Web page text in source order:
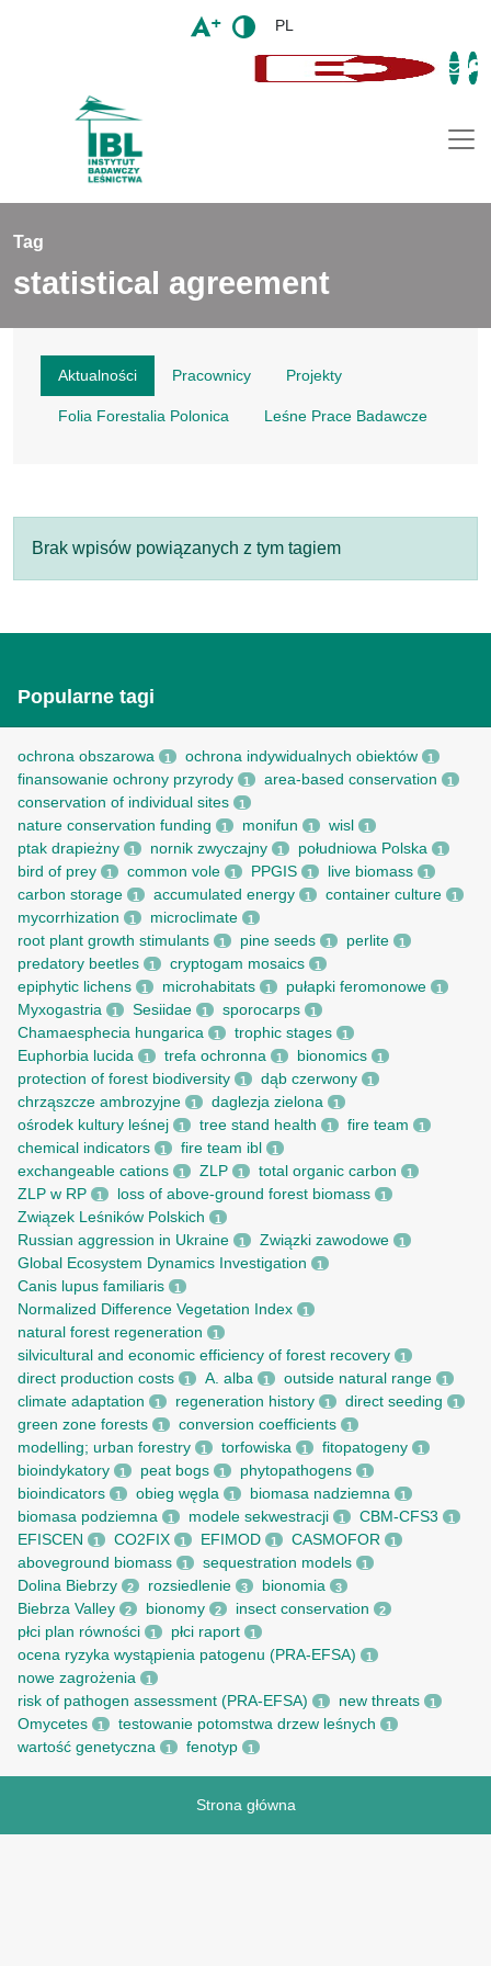
PL
Tag
statistical agreement
Aktualności Pracownicy Projekty
Folia Forestalia Polonica Leśne Prace Badawcze
Brak wpisów powiązanych z tym tagiem
Popularne tagi
ochrona obszarowa 1 ochrona indywidualnych obiektów 1
finansowanie ochrony przyrody 1 area-based conservation 1
conservation of individual sites 1
nature conservation funding 1 monifun 1 wisl 1
ptak drapieżny 1 nornik zwyczajny 1 południowa Polska 1
bird of prey 1 common vole 1 PPGIS 1 live biomass 1
carbon storage 1 accumulated energy 1 container culture 1
mycorrhization 1 microclimate 1
root рlant growth stimulants 1 pine seeds 1 perlite 1
predatory beetles 1 cryptogam mosaics 1
epiphytic lichens 1 microhabitats 1 pułapki feromonowe 1
Myxogastria 1 Sesiidae 1 sporocarps 1
Chamaesphecia hungarica 1 trophic stages 1
Euphorbia lucida 1 trefa ochronna 1 bionomics 1
protection of forest biodiversity 1 dąb czerwony 1
chrząszcze ambrozyjne 1 daglezja zielona 1
ośrodek kultury leśnej 1 tree stand health 1 fire team 1
chemical indicators 1 fire team ibl 1
exchangeable cations 1 ZLP 1 total organic carbon 1
ZLP w RP 1 loss of above-ground forest biomass 1
Związek Leśników Polskich 1
Russian aggression in Ukraine 1 Związki zawodowe 1
Global Ecosystem Dynamics Investigation 1
Canis lupus familiaris 1
Normalized Difference Vegetation Index 1
natural forest regeneration 1
silvicultural and economic efficiency of forest recovery 1
direct production costs 1 A. alba 1 outside natural range 1
climate adaptation 1 regeneration history 1 direct seeding 1
green zone forests 1 conversion coefficients 1
modelling; urban forestry 1 torfowiska 1 fitopatogeny 1
bioindykatory 1 peat bogs 1 phytopathogens 1
bioindicators 1 obieg węgla 1 biomasa nadziemna 1
biomasa podziemna 1 modele sekwestracji 1 CBM-CFS3 1
EFISCEN 1 CO2FIX 1 EFIMOD 1 CASMOFOR 1
aboveground biomass 1 sequestration models 1
Dolina Biebrzy 2 rozsiedlenie 3 bionomia 3
Biebrza Valley 2 bionomy 2 insect conservation 2
płci plan równości 1 płci raport 1
ocena ryzyka wystąpienia patogenu (PRA-EFSA) 1
nowe zagrożenia 1
risk of pathogen assessment (PRA-EFSA) 1 new threats 1
Omycetes 1 testowanie potomstwa drzew leśnych 1
wartość genetyczna 1 fenotyp 1
Strona główna